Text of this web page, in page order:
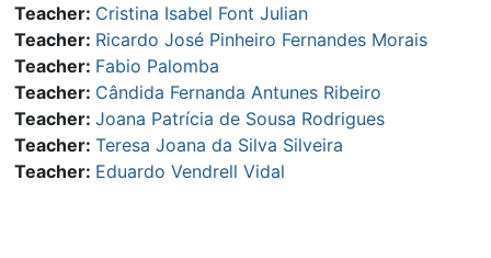
Teacher: Cristina Isabel Font Julian
Teacher: Ricardo José Pinheiro Fernandes Morais
Teacher: Fabio Palomba
Teacher: Cândida Fernanda Antunes Ribeiro
Teacher: Joana Patrícia de Sousa Rodrigues
Teacher: Teresa Joana da Silva Silveira
Teacher: Eduardo Vendrell Vidal